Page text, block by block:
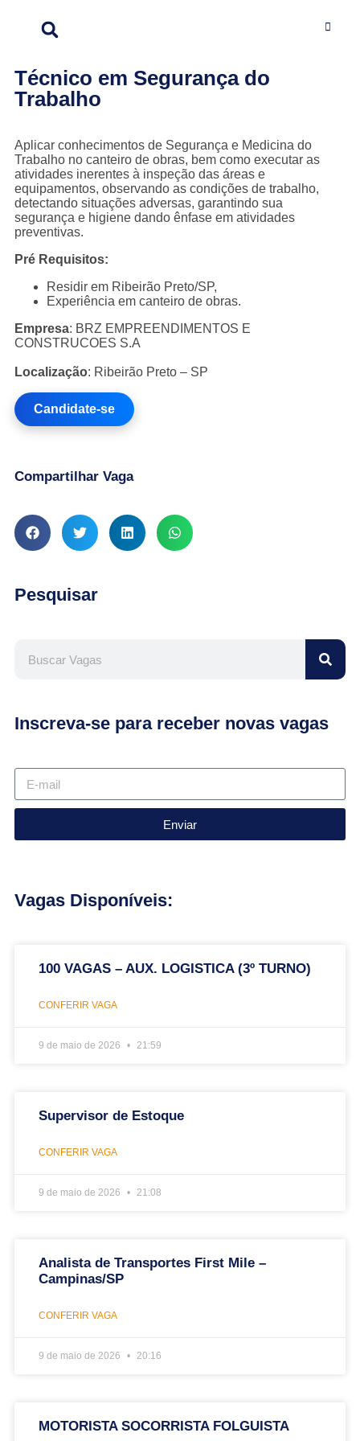
Técnico em Segurança do
Trabalho
Aplicar conhecimentos de Segurança e Medicina do
Trabalho no canteiro de obras, bem como executar as
atividades inerentes à inspeção das áreas e
equipamentos, observando as condições de trabalho,
detectando situações adversas, garantindo sua
segurança e higiene dando ênfase em atividades
preventivas.
Pré Requisitos:
Residir em Ribeirão Preto/SP,
Experiência em canteiro de obras.
Empresa: BRZ EMPREENDIMENTOS E
CONSTRUCOES S.A
Localização: Ribeirão Preto – SP
Candidate-se
Compartilhar Vaga
Pesquisar
Inscreva-se para receber novas vagas
Enviar
Vagas Disponíveis:
100 VAGAS – AUX. LOGISTICA (3º TURNO)
CONFERIR VAGA
9 de maio de 2026 21:59
Supervisor de Estoque
CONFERIR VAGA
9 de maio de 2026 21:08
Analista de Transportes First Mile –
Campinas/SP
CONFERIR VAGA
9 de maio de 2026 20:16
MOTORISTA SOCORRISTA FOLGUISTA